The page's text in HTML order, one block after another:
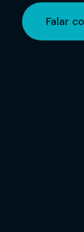
Falar